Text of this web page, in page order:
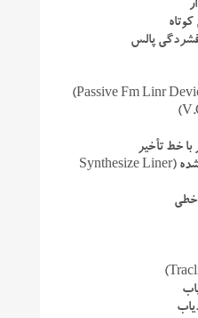
فشردگی پالس
با خط تأخیر
تولید کننده FM خطی ترکیب شده (Synthesize Liner